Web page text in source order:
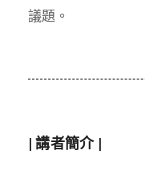
議題。
| 講者簡介 |